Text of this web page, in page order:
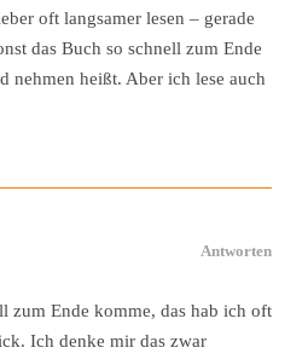
oft langsamer lesen – gerade
das Buch so schnell zum Ende
nehmen heißt. Aber ich lese auch
Antworten
zum Ende komme, das hab ich oft
Ich denke mir das zwar